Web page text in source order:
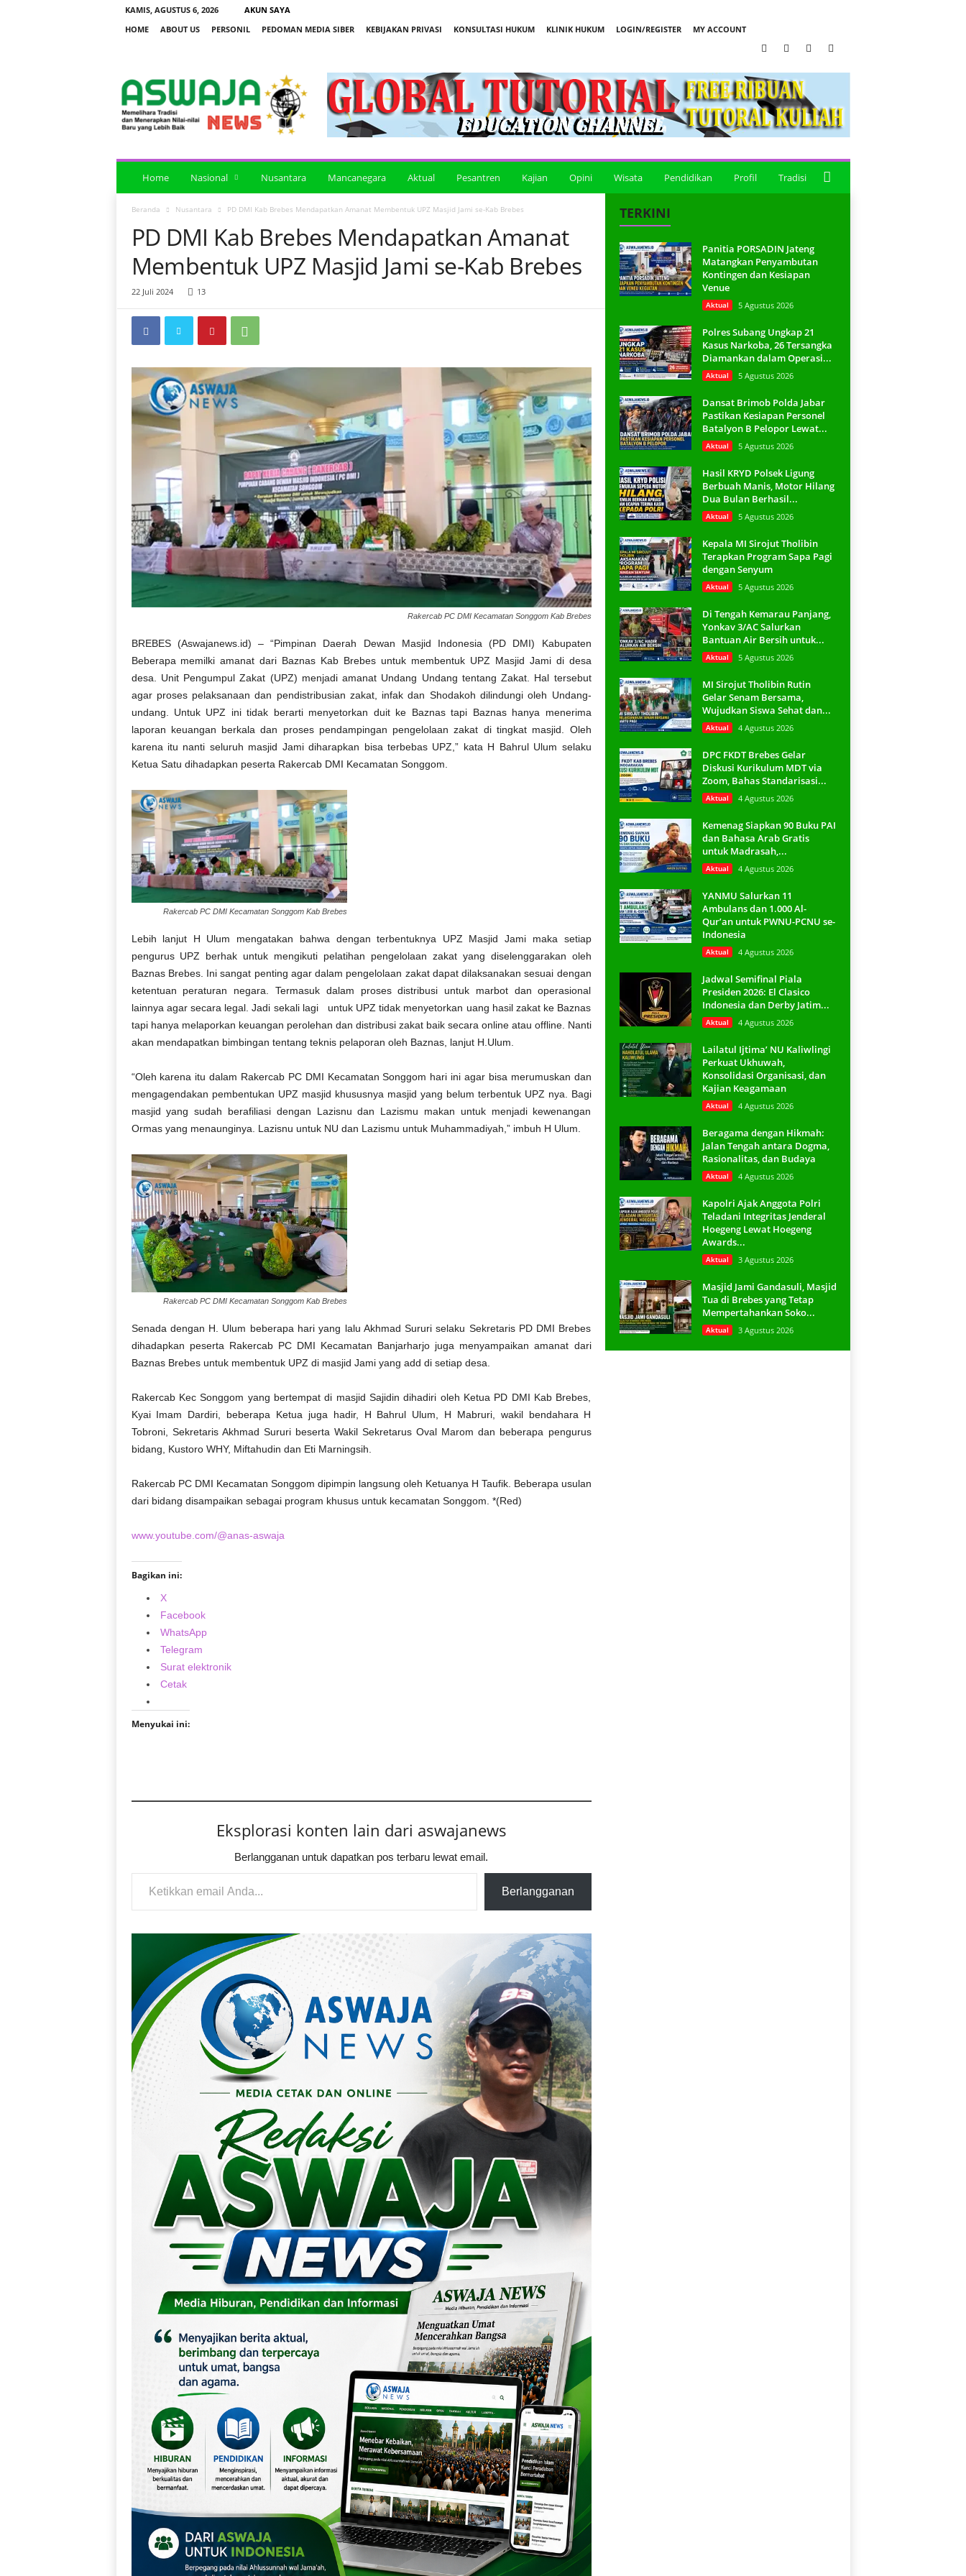
KAMIS, AGUSTUS 6, 2026
AKUN SAYA
HOME
ABOUT US PERSONIL PEDOMAN MEDIA SIBER KEBIJAKAN PRIVASI KONSULTASI HUKUM KLINIK HUKUM LOGIN/REGISTER MY ACCOUNT
n
w
Home Nasional Nusantara Mancanegara Aktual Pesantren Kajian Opini Wisata Pendidikan Profil Tradisi
Beranda Nusantara PD DMI Kab Brebes Mendapatkan Amanat Membentuk UPZ Masjid Jami se-Kab Brebes
PD DMI Kab Brebes Mendapatkan Amanat
Membentuk UPZ Masjid Jami se-Kab Brebes
22 Juli 2024 13
Rakercab PC DMI Kecamatan Songgom Kab Brebes
BREBES (Aswajanews.id) – “Pimpinan Daerah Dewan Masjid Indonesia (PD DMI) Kabupaten
Beberapa memilki amanat dari Baznas Kab Brebes untuk membentuk UPZ Masjid Jami di desa
desa. Unit Pengumpul Zakat (UPZ) menjadi amanat Undang Undang tentang Zakat. Hal tersebut
agar proses pelaksanaan dan pendistribusian zakat, infak dan Shodakoh dilindungi oleh Undang-
undang. Untuk UPZ ini tidak berarti menyetorkan duit ke Baznas tapi Baznas hanya menerima
laporan keuangan berkala dan proses pendampingan pengelolaan zakat di tingkat masjid. Oleh
karena itu nanti seluruh masjid Jami diharapkan bisa terbebas UPZ,” kata H Bahrul Ulum selaku
Ketua Satu dihadapkan peserta Rakercab DMI Kecamatan Songgom.
Rakercab PC DMI Kecamatan Songgom Kab Brebes
Lebih lanjut H Ulum mengatakan bahwa dengan terbentuknya UPZ Masjid Jami maka setiap
pengurus UPZ berhak untuk mengikuti pelatihan pengelolaan zakat yang diselenggarakan oleh
Baznas Brebes. Ini sangat penting agar dalam pengelolaan zakat dapat dilaksanakan sesuai dengan
ketentuan peraturan negara. Termasuk dalam proses distribusi untuk marbot dan operasional
lainnya agar secara legal. Jadi sekali lagi untuk UPZ tidak menyetorkan uang hasil zakat ke Baznas
tapi hanya melaporkan keuangan perolehan dan distribusi zakat baik secara online atau offline. Nanti
akan mendapatkan bimbingan tentang teknis pelaporan oleh Baznas, lanjut H.Ulum.
“Oleh karena itu dalam Rakercab PC DMI Kecamatan Songgom hari ini agar bisa merumuskan dan
mengagendakan pembentukan UPZ masjid khususnya masjid yang belum terbentuk UPZ nya. Bagi
masjid yang sudah berafiliasi dengan Lazisnu dan Lazismu makan untuk menjadi kewenangan
Ormas yang menaunginya. Lazisnu untuk NU dan Lazismu untuk Muhammadiyah,” imbuh H Ulum.
Rakercab PC DMI Kecamatan Songgom Kab Brebes
Senada dengan H. Ulum beberapa hari yang lalu Akhmad Sururi selaku Sekretaris PD DMI Brebes
dihadapkan peserta Rakercab PC DMI Kecamatan Banjarharjo juga menyampaikan amanat dari
Baznas Brebes untuk membentuk UPZ di masjid Jami yang add di setiap desa.
Rakercab Kec Songgom yang bertempat di masjid Sajidin dihadiri oleh Ketua PD DMI Kab Brebes,
Kyai Imam Dardiri, beberapa Ketua juga hadir, H Bahrul Ulum, H Mabruri, wakil bendahara H
Tobroni, Sekretaris Akhmad Sururi beserta Wakil Sekretarus Oval Marom dan beberapa pengurus
bidang, Kustoro WHY, Miftahudin dan Eti Marningsih.
Rakercab PC DMI Kecamatan Songgom dipimpin langsung oleh Ketuanya H Taufik. Beberapa usulan
dari bidang disampaikan sebagai program khusus untuk kecamatan Songgom. *(Red)
www.youtube.com/@anas-aswaja
Bagikan ini:
X
Facebook
WhatsApp
Telegram
Surat elektronik
Cetak
Menyukai ini:
Eksplorasi konten lain dari aswajanews
Berlangganan untuk dapatkan pos terbaru lewat email.
Ketikkan email Anda...
Berlangganan
TERKINI
Panitia PORSADIN Jateng
Matangkan Penyambutan
Kontingen dan Kesiapan
Venue
Aktual 5 Agustus 2026
Polres Subang Ungkap 21
Kasus Narkoba, 26 Tersangka
Diamankan dalam Operasi...
Aktual 5 Agustus 2026
Dansat Brimob Polda Jabar
Pastikan Kesiapan Personel
Batalyon B Pelopor Lewat...
Aktual 5 Agustus 2026
Hasil KRYD Polsek Ligung
Berbuah Manis, Motor Hilang
Dua Bulan Berhasil...
Aktual 5 Agustus 2026
Kepala MI Sirojut Tholibin
Terapkan Program Sapa Pagi
dengan Senyum
Aktual 5 Agustus 2026
Di Tengah Kemarau Panjang,
Yonkav 3/AC Salurkan
Bantuan Air Bersih untuk...
Aktual 5 Agustus 2026
MI Sirojut Tholibin Rutin
Gelar Senam Bersama,
Wujudkan Siswa Sehat dan...
Aktual 4 Agustus 2026
DPC FKDT Brebes Gelar
Diskusi Kurikulum MDT via
Zoom, Bahas Standarisasi...
Aktual 4 Agustus 2026
Kemenag Siapkan 90 Buku PAI
dan Bahasa Arab Gratis
untuk Madrasah,...
Aktual 4 Agustus 2026
YANMU Salurkan 11
Ambulans dan 1.000 Al-
Qur’an untuk PWNU-PCNU se-
Indonesia
Aktual 4 Agustus 2026
Jadwal Semifinal Piala
Presiden 2026: El Clasico
Indonesia dan Derby Jatim...
Aktual 4 Agustus 2026
Lailatul Ijtima’ NU Kaliwlingi
Perkuat Ukhuwah,
Konsolidasi Organisasi, dan
Kajian Keagamaan
Aktual 4 Agustus 2026
Beragama dengan Hikmah:
Jalan Tengah antara Dogma,
Rasionalitas, dan Budaya
Aktual 4 Agustus 2026
Kapolri Ajak Anggota Polri
Teladani Integritas Jenderal
Hoegeng Lewat Hoegeng
Awards...
Aktual 3 Agustus 2026
Masjid Jami Gandasuli, Masjid
Tua di Brebes yang Tetap
Mempertahankan Soko...
Aktual 3 Agustus 2026